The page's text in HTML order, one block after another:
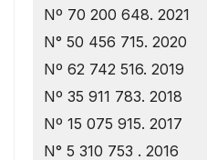
Nº 70 200 648. 2021
N° 50 456 715. 2020
Nº 62 742 516. 2019
Nº 35 911 783. 2018
Nº 15 075 915. 2017
N° 5 310 753 . 2016